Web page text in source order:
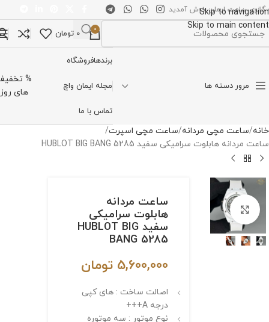
Skip to navigation
Skip to main content
گالری ساعت ایمان خوش آمدید
0
0 تومان
مرور دسته ها
برندهافروشگاه
مجله ایمان واچ
تماس با ما
%
های روز
خانه ساعت مچی مردانه ساعت مچی اسپرت
ساعت مردانه هابلوت سرامیکی سفید HUBLOT BIG BANG 5285
برای بزرگنمایی کلیک کنیدساعت مردانه
هابلوت سرامیکی
سفید HUBLOT BIG
BANG 5285
5,600,000 تومان
اصالت ساخت : های کپی
درجه A+++
نوع موتور : سه موتوره